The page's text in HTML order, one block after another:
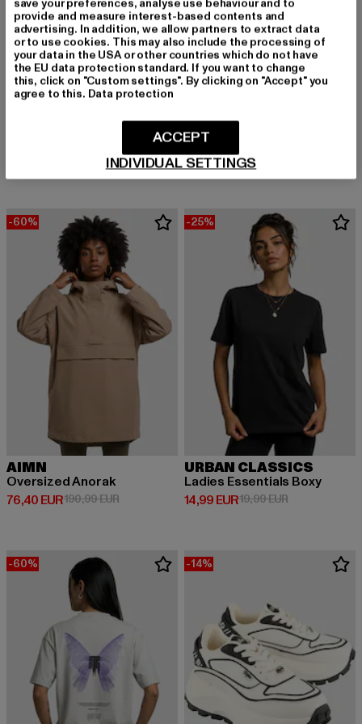
URBAN CLASSICS
Ladies Essentials Short
Derzeitiger Preis: 13,10 EURAktionspreis: 22,99 EUR
BUFFALO
47,69 EUR
Derzeitiger Preis: 47,69 EUR
89,99 EUR
-60%
AIMN
Oversized Anorak
76,40 EUR
Derzeitiger Preis: 76,40 EUR
190,99 EURAktionspreis: 190,99 EUR
-25%
URBAN CLASSICS
Ladies Essentials Boxy
14,99 EUR
Derzeitiger Preis: 14,99 EUR
19,99 EURAktionspreis:
-60% -14%
provide and measure interest-based contents and
advertising. In addition, we allow partners to extract data
or to use cookies. This may also include the processing of
your data in the USA or other countries which do not have
the EU data protection standard. If you want to change
this, click on "Custom settings". By clicking on "Accept" you
agree to this. Data protection
INDIVIDUAL SETTINGS
ACCEPT